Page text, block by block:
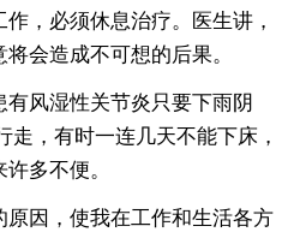
，必须休息治疗。医生讲，
会造成不可想的后果。
风湿性关节炎只要下雨阴
走，有时一连几天不能下床，
多不便。
因，使我在工作和生活各方